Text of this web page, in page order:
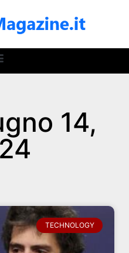
14,
TECHNOLOGY